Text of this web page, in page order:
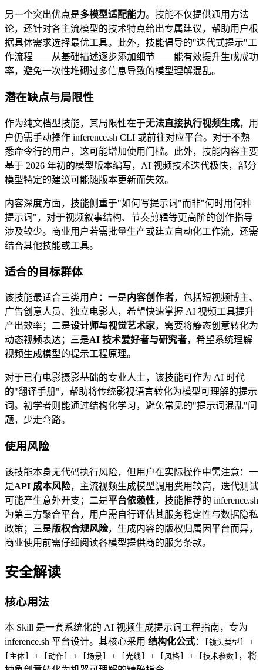
另一个突出优点是多模型适配能力。技能不仅提供通用方法
论，还针对各主流模型的技术特点给出专属建议，帮助用户根
据具体需求选择最优工具。此外，技能倡导的"迭代式提示"工
作流程——从基础描述逐步添加细节——能有效提升生成成功
率，避免一次性堆砌过多信息导致的模型理解混乱。
潜在缺点与局限性
作为纯文档型技能，其局限性在于无法直接执行视频生成，用
户仍需手动操作 inference.sh CLI 或前往对应平台。对于不熟
悉命令行的用户，这可能增加使用门槛。此外，技能内容主要
基于 2026 年初的模型版本编写，AI 视频技术迭代极快，部分
模型特定的建议可能随版本更新而失效。
内容深度方面，技能侧重于"如何写提示词"而非"何时用何种
提示词"，对于视频叙事结构、节奏剪辑等更高阶的创作指导
涉及较少。商业用户若需批量生产或建立自动化工作流，还需
结合其他技能或工具。
适合的目标群体
该技能最适合三类用户：一是内容创作者，包括短视频博主、
广告创意人员、独立电影人，希望快速掌握 AI 视频工具提升
产出效率；二是设计师与视觉艺术家，需要将静态创意转化为
动态视频表达；三是AI 技术爱好者与研究者，希望系统理解
视频生成模型的提示工程原理。
对于已有电影摄影基础的专业人士，该技能可作为 AI 时代
的"翻译手册"，帮助将传统影视语言转化为模型可理解的提示
词。初学者则能通过结构化学习，避免常见的"提示词混乱"问
题，少走弯路。
使用风险
该技能本身无代码执行风险，但用户在实际操作中需注意：一
是API 成本风险，主流视频生成模型调用费用较高，迭代测试
可能产生意外开支；二是平台依赖性，技能推荐的 inference.sh
为第三方聚合平台，用户需自行评估其服务稳定性与数据隐私
政策；三是版权合规风险，生成内容的版权归属因平台而异，
商业使用前需仔细阅读各模型提供商的服务条款。
安全解读
核心用法
本 Skill 是一套系统化的 AI 视频生成提示词工程指南，专为
inference.sh 平台设计。其核心采用 结构化公式：
[镜头类型] +
[主体] + [动作] + [场景] + [光线] + [风格] + [技术参数]
，将